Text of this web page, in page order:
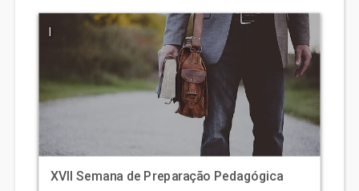
|
XVII Semana de Preparação Pedagógica